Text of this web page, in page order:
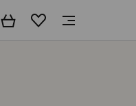
WarenkorbMerkliste